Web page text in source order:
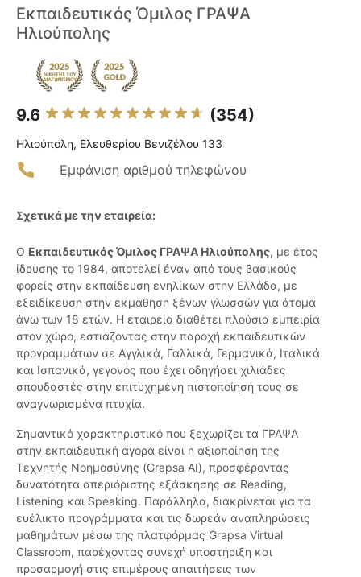
Εκπαιδευτικός Όμιλος ΓΡΑΨΑ
Ηλιούπολης
9.6 (354)
Ηλιούπολη, Ελευθερίου Βενιζέλου 133
Εμφάνιση αριθμού τηλεφώνου
Σχετικά με την εταιρεία:
Ο Εκπαιδευτικός Όμιλος ΓΡΑΨΑ Ηλιούπολης, με έτος
ίδρυσης το 1984, αποτελεί έναν από τους βασικούς
φορείς στην εκπαίδευση ενηλίκων στην Ελλάδα, με
εξειδίκευση στην εκμάθηση ξένων γλωσσών για άτομα
άνω των 18 ετών. Η εταιρεία διαθέτει πλούσια εμπειρία
στον χώρο, εστιάζοντας στην παροχή εκπαιδευτικών
προγραμμάτων σε Αγγλικά, Γαλλικά, Γερμανικά, Ιταλικά
και Ισπανικά, γεγονός που έχει οδηγήσει χιλιάδες
σπουδαστές στην επιτυχημένη πιστοποίησή τους σε
αναγνωρισμένα πτυχία.
Σημαντικό χαρακτηριστικό που ξεχωρίζει τα ΓΡΑΨΑ
στην εκπαιδευτική αγορά είναι η αξιοποίηση της
Τεχνητής Νοημοσύνης (Grapsa AI), προσφέροντας
δυνατότητα απεριόριστης εξάσκησης σε Reading,
Listening και Speaking. Παράλληλα, διακρίνεται για τα
ευέλικτα προγράμματα και τις δωρεάν αναπληρώσεις
μαθημάτων μέσω της πλατφόρμας Grapsa Virtual
Classroom, παρέχοντας συνεχή υποστήριξη και
προσαρμογή στις επιμέρους απαιτήσεις των